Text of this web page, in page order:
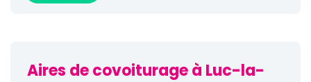
Aires de covoiturage à Luc-la-